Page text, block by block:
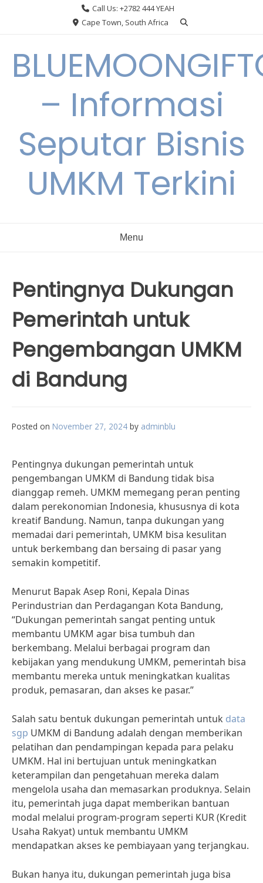
Call Us: +2782 444 YEAH
Cape Town, South Africa
– Informasi
Seputar Bisnis
UMKM Terkini
Menu
Pentingnya Dukungan
Pemerintah untuk
Pengembangan UMKM
di Bandung
Posted on November 27, 2024 by adminblu
Pentingnya dukungan pemerintah untuk
pengembangan UMKM di Bandung tidak bisa
dianggap remeh. UMKM memegang peran penting
dalam perekonomian Indonesia, khususnya di kota
kreatif Bandung. Namun, tanpa dukungan yang
memadai dari pemerintah, UMKM bisa kesulitan
untuk berkembang dan bersaing di pasar yang
semakin kompetitif.
Menurut Bapak Asep Roni, Kepala Dinas
Perindustrian dan Perdagangan Kota Bandung,
“Dukungan pemerintah sangat penting untuk
membantu UMKM agar bisa tumbuh dan
berkembang. Melalui berbagai program dan
kebijakan yang mendukung UMKM, pemerintah bisa
membantu mereka untuk meningkatkan kualitas
produk, pemasaran, dan akses ke pasar.”
Salah satu bentuk dukungan pemerintah untuk data
sgp UMKM di Bandung adalah dengan memberikan
pelatihan dan pendampingan kepada para pelaku
UMKM. Hal ini bertujuan untuk meningkatkan
keterampilan dan pengetahuan mereka dalam
mengelola usaha dan memasarkan produknya. Selain
itu, pemerintah juga dapat memberikan bantuan
modal melalui program-program seperti KUR (Kredit
Usaha Rakyat) untuk membantu UMKM
mendapatkan akses ke pembiayaan yang terjangkau.
Bukan hanya itu, dukungan pemerintah juga bisa